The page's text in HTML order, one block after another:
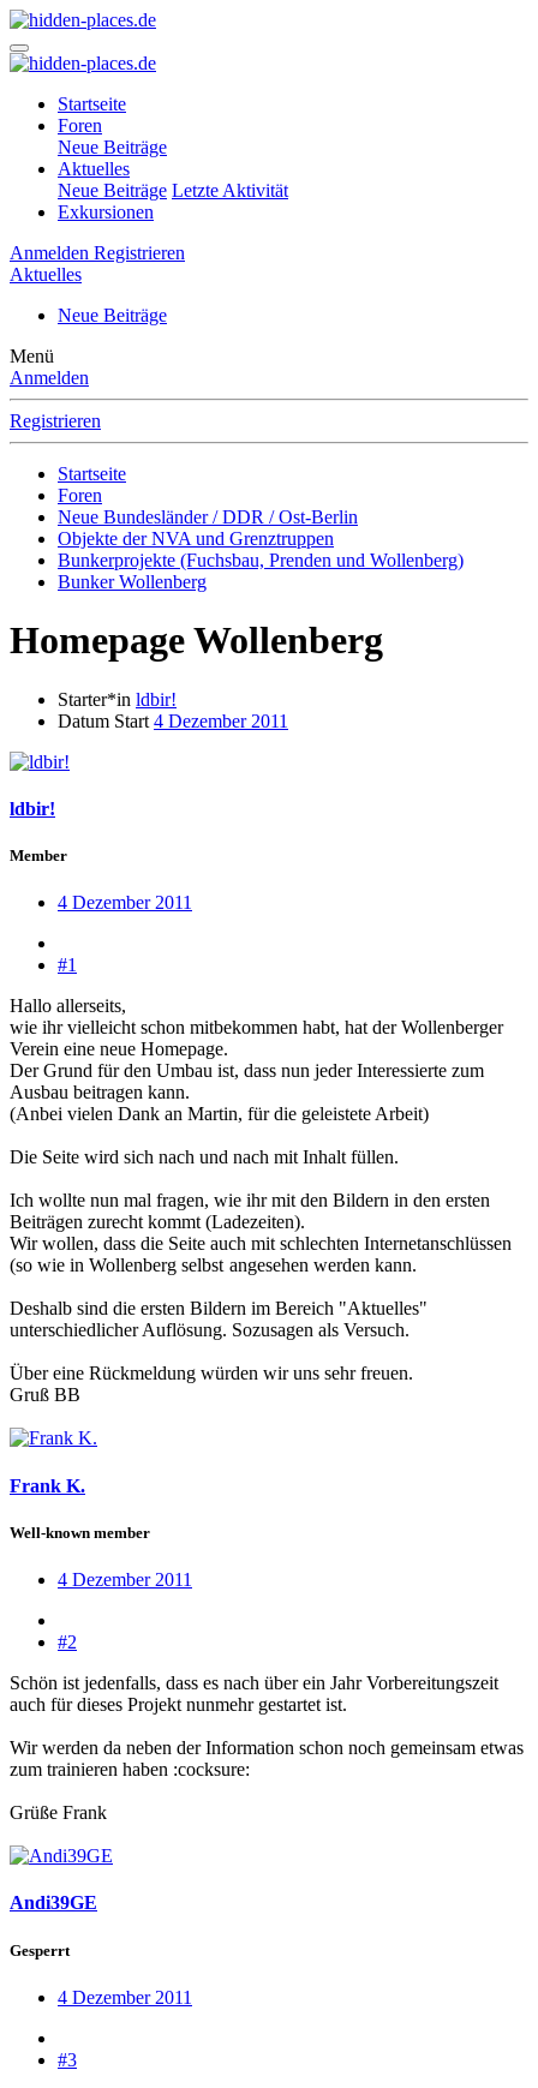
Startseite
Foren
Neue Beiträge
Aktuelles
Neue Beiträge Letzte Aktivität
Exkursionen
Anmelden Registrieren
Aktuelles
Neue Beiträge
Menü
Anmelden
Registrieren
Startseite
Foren
Neue Bundesländer / DDR / Ost-Berlin
Objekte der NVA und Grenztruppen
Bunkerprojekte (Fuchsbau, Prenden und Wollenberg)
Bunker Wollenberg
Homepage Wollenberg
Starter*in ldbir!
Datum Start 4 Dezember 2011
ldbir!
Member
4 Dezember 2011
#1
Hallo allerseits,
wie ihr vielleicht schon mitbekommen habt, hat der Wollenberger
Verein eine neue Homepage.
Der Grund für den Umbau ist, dass nun jeder Interessierte zum
Ausbau beitragen kann.
(Anbei vielen Dank an Martin, für die geleistete Arbeit)
Die Seite wird sich nach und nach mit Inhalt füllen.
Ich wollte nun mal fragen, wie ihr mit den Bildern in den ersten
Beiträgen zurecht kommt (Ladezeiten).
Wir wollen, dass die Seite auch mit schlechten Internetanschlüssen
(so wie in Wollenberg selbst angesehen werden kann.
Deshalb sind die ersten Bildern im Bereich "Aktuelles"
unterschiedlicher Auflösung. Sozusagen als Versuch.
Über eine Rückmeldung würden wir uns sehr freuen.
Gruß BB
Frank K.
Well-known member
4 Dezember 2011
#2
Schön ist jedenfalls, dass es nach über ein Jahr Vorbereitungszeit
auch für dieses Projekt nunmehr gestartet ist.
Wir werden da neben der Information schon noch gemeinsam etwas
zum trainieren haben :cocksure:
Grüße Frank
Andi39GE
Gesperrt
4 Dezember 2011
#3